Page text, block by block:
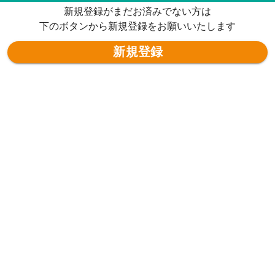
新規登録がまだお済みでない方は
下のボタンから新規登録をお願いいたします
新規登録